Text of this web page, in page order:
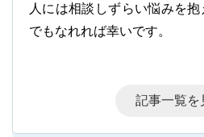
人には相談しずらい悩みを
でもなれれば幸いです。
記事一覧を